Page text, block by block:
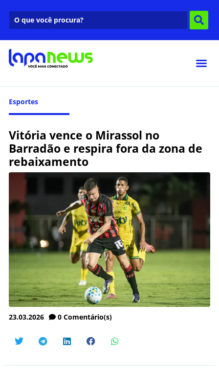
Esportes
Vitória vence o Mirassol no
Barradão e respira fora da zona de
rebaixamento
23.03.2026 0 Comentário(s)